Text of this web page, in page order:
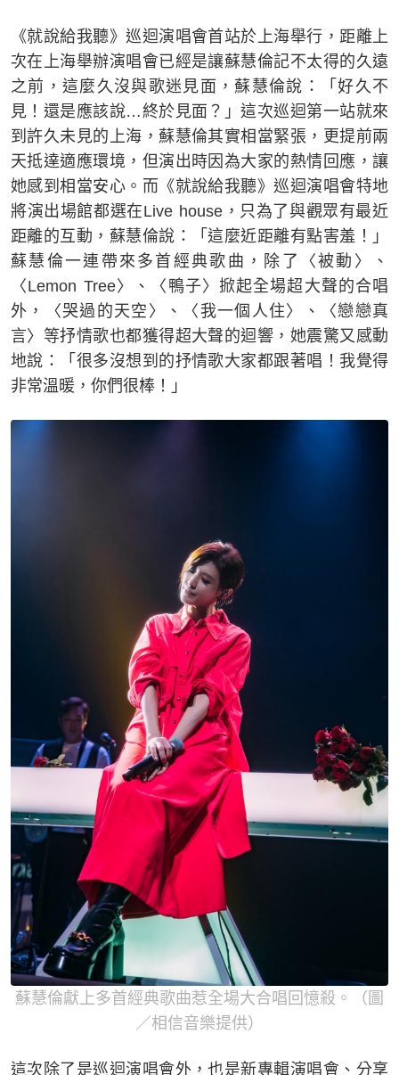
《就說給我聽》巡迴演唱會首站於上海舉行，距離上
次在上海舉辦演唱會已經是讓蘇慧倫記不太得的久遠
之前，這麼久沒與歌迷見面，蘇慧倫說：「好久不
見！還是應該說…終於見面？」這次巡迴第一站就來
到許久未見的上海，蘇慧倫其實相當緊張，更提前兩
天抵達適應環境，但演出時因為大家的熱情回應，讓
她感到相當安心。而《就說給我聽》巡迴演唱會特地
將演出場館都選在Live house，只為了與觀眾有最近
距離的互動，蘇慧倫說：「這麼近距離有點害羞！」
蘇慧倫一連帶來多首經典歌曲，除了〈被動〉、
〈Lemon Tree〉、〈鴨子〉掀起全場超大聲的合唱
外，〈哭過的天空〉、〈我一個人住〉、〈戀戀真
言〉等抒情歌也都獲得超大聲的迴響，她震驚又感動
地說：「很多沒想到的抒情歌大家都跟著唱！我覺得
非常溫暖，你們很棒！」
蘇慧倫獻上多首經典歌曲惹全場大合唱回憶殺。（圖
／相信音樂提供）
這次除了是巡迴演唱會外，也是新專輯演唱會、分享